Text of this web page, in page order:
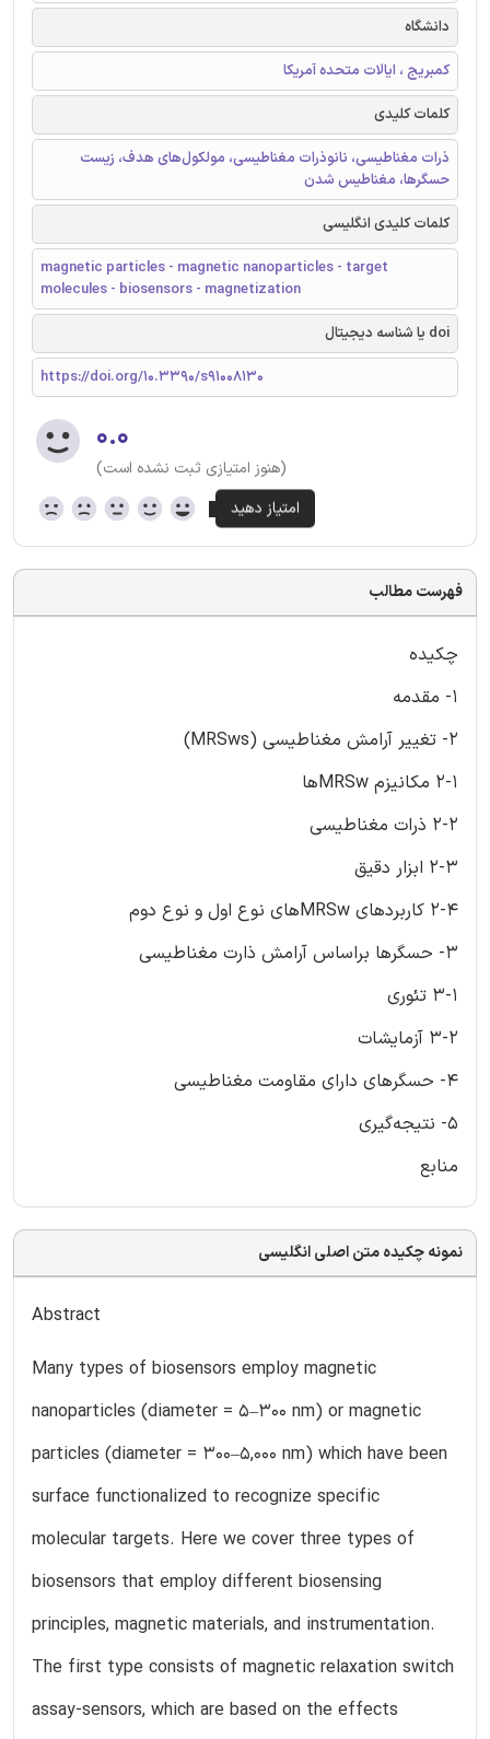
دانشگاه
کمبریج ، ایالات متحده آمریکا
کلمات کلیدی
ذرات مغناطیسی، نانوذرات مغناطیسی، مولکول‌های هدف، زیست
حسگرها، مغناطیس شدن
کلمات کلیدی انگلیسی
magnetic particles - magnetic nanoparticles - target
molecules - biosensors - magnetization
doi یا شناسه دیجیتال
https://doi.org/10.3390/s91008130
۰.۰
(هنوز امتیازی ثبت نشده است)
فهرست مطالب
چکیده
1- مقدمه
2- تغییر آرامش مغناطیسی (MRSws)
2-1 مکانیزم MRSwها
2-2 ذرات مغناطیسی
2-3 ابزار دقیق
2-4 کاربردهای MRSwهای نوع اول و نوع دوم
3- حسگرها براساس آرامش ذارت مغناطیسی
3-1 تئوری
3-2 آزمایشات
4- حسگرهای دارای مقاومت مغناطیسی
5- نتیجه‌گیری
منابع
نمونه چکیده متن اصلی انگلیسی
Abstract
Many types of biosensors employ magnetic
nanoparticles (diameter = 5–300 nm) or magnetic
particles (diameter = 300–5,000 nm) which have been
surface functionalized to recognize specific
molecular targets. Here we cover three types of
biosensors that employ different biosensing
principles, magnetic materials, and instrumentation.
The first type consists of magnetic relaxation switch
assay-sensors, which are based on the effects